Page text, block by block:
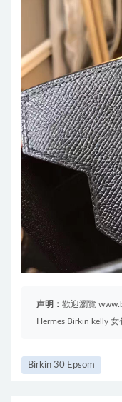
声明： 歡迎瀏覽
Hermes Birkin kelly 女
Birkin 30 Epsom